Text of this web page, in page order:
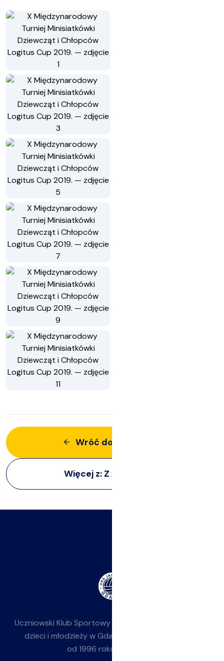
Wróć do aktualności
Więcej z: Z życia klubu
Uczniowski Klub Sportowy
dzieci i młodzieży w Gdańsku-Jasieniu. Działamy
od 1996 roku przy SP 85.